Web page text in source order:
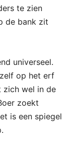
te zien
de bank zit
universeel.
op het erf
zich wel in de
zoekt
is een spiegel